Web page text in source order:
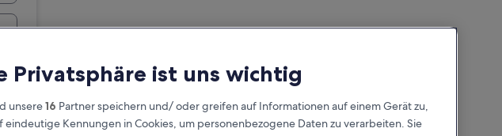
Privatsphäre ist uns wichtig
unsere16 Partner speichern und/ oder greifen auf Informationen auf einem Gerät zu,
eindeutige Kennungen in Cookies, um personenbezogene Daten zu verarbeiten. Sie